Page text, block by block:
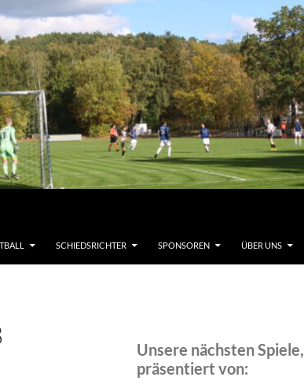
SCHIEDSRICHTER SPONSOREN ÜBER UNS
Unsere nächsten Spiele,
präsentiert von: